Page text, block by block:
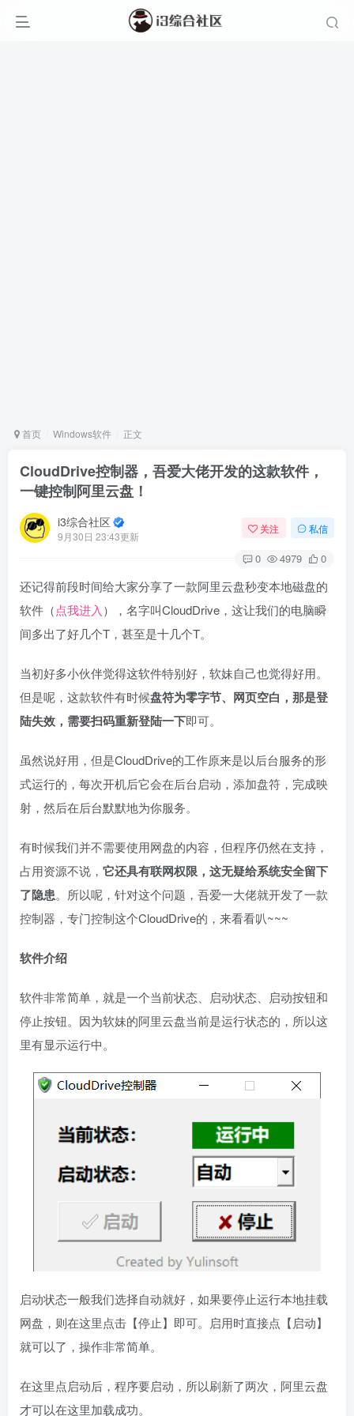
首页 Windows软件 正文
CloudDrive控制器，吾爱大佬开发的这款软件，
一键控制阿里云盘！
i3综合社区
9月30日 23:43更新
关注 私信
0 4979 0
还记得前段时间给大家分享了一款阿里云盘秒变本地磁盘的
软件（点我进入 ），名字叫CloudDrive，这让我们的电脑瞬
间多出了好几个T，甚至是十几个T。
当初好多小伙伴觉得这软件特别好，软妹自己也觉得好用。
但是呢，这款软件有时候盘符为零字节、网页空白，那是登
陆失效，需要扫码重新登陆一下即可。
虽然说好用，但是CloudDrive的工作原来是以后台服务的形
式运行的，每次开机后它会在后台启动，添加盘符，完成映
射，然后在后台默默地为你服务。
有时候我们并不需要使用网盘的内容，但程序仍然在支持，
占用资源不说， 它还具有联网权限，这无疑给系统安全留下
了隐患。所以呢，针对这个问题，吾爱一大佬就开发了一款
控制器，专门控制这个CloudDrive的，来看看叭~~~
软件介绍
软件非常简单，就是一个当前状态、启动状态、启动按钮和
停止按钮。因为软妹的阿里云盘当前是运行状态的，所以这
里有显示运行中。
启动状态一般我们选择自动就好，如果要停止运行本地挂载
网盘，则在这里点击【停止】即可。启用时直接点【启动】
就可以了，操作非常简单。
在这里点启动后，程序要启动，所以刷新了两次，阿里云盘
才可以在这里加载成功。